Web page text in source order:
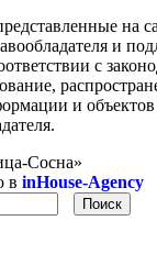
на
и
с
и объектов
Сосна»
в inHouse-Agency
Поиск